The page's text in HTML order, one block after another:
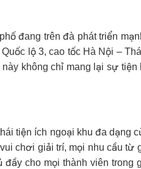
đang trên đà phát triển
lộ 3, cao tốc Hà Nội –
không chỉ mang lại sự
tiện ích ngoại khu đa dạng
chơi giải trí, mọi nhu cầu từ
cho mọi thành viên trong